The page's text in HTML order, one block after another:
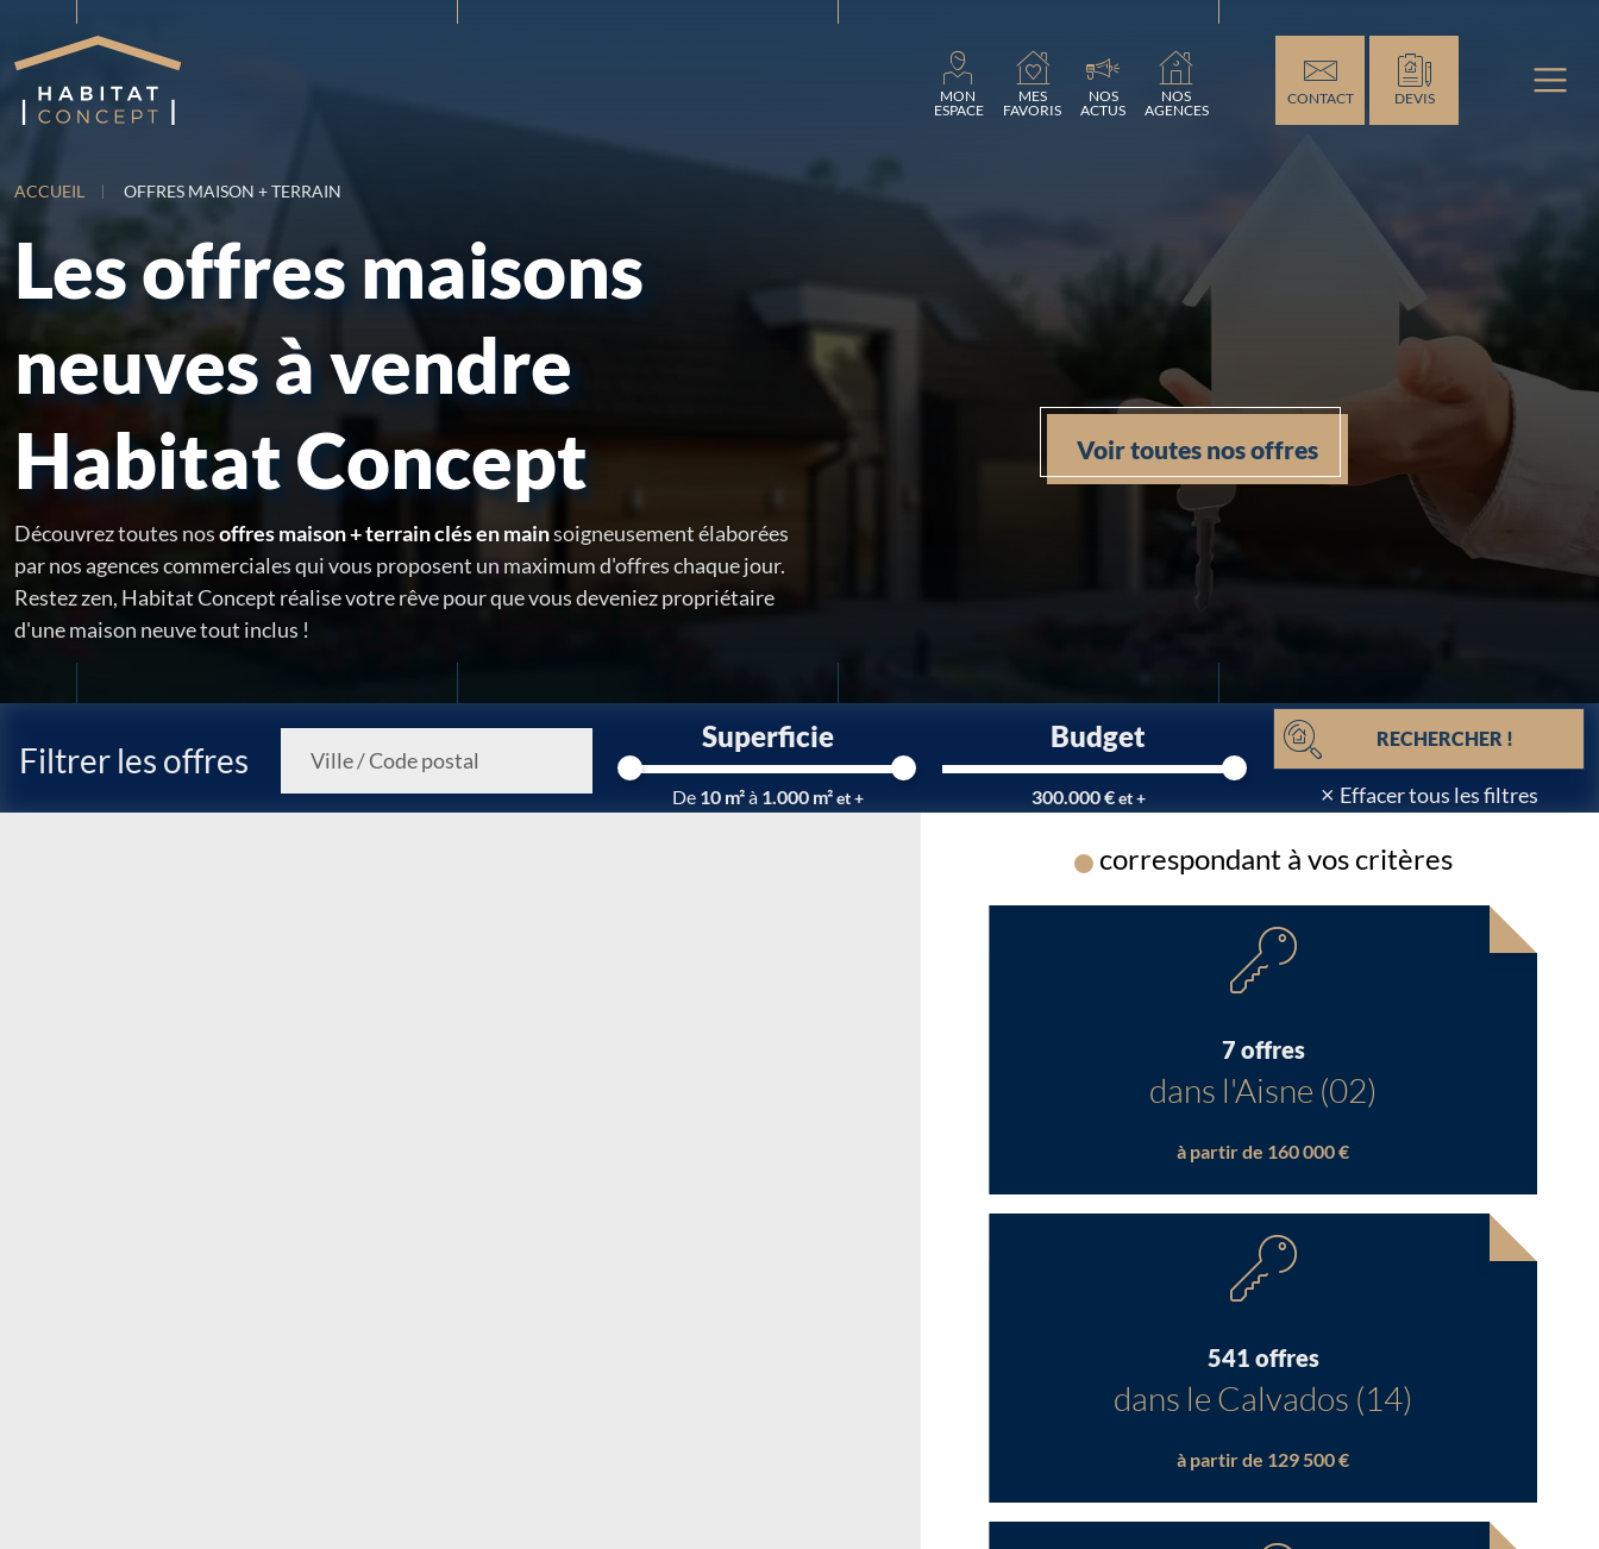
MON
ESPACE
Chargement...
MES
FAVORIS
NOS
ACTUS
NOS
AGENCES
CONTACT DEVIS
ACCUEIL OFFRES MAISON + TERRAIN
Les offres maisons
neuves à vendre
Habitat Concept
Découvrez toutes nosoffres maison + terrain clés en mainsoigneusement élaborées
par nos agences commerciales qui vous proposent un maximum d'offres chaque jour.
Restez zen, Habitat Concept réalise votre rêve pour que vous deveniez propriétaire
d'une maison neuve tout inclus !
Voir toutes nos offres
Filtrer les offres
Superficie
De 10 m²à 1.000 m²et +
Budget
300.000 €et +
RECHERCHER !
× Effacer tous les filtres
Chargement...
correspondant à vos critères
7 offres
dans l'Aisne (02)
à partir de 160 000 €
541 offres
dans le Calvados (14)
à partir de 129 500 €